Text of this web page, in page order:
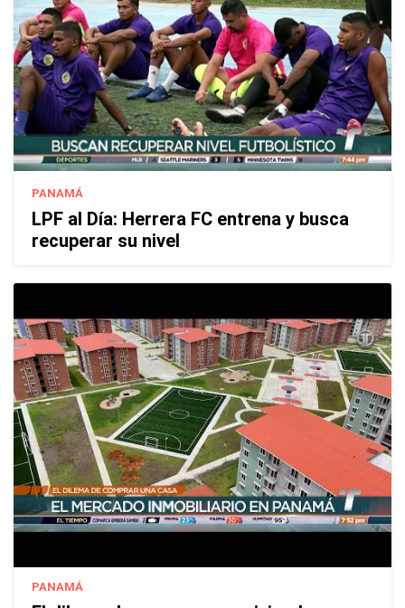
PANAMÁ
LPF al Día: Herrera FC entrena y busca
recuperar su nivel
PANAMÁ